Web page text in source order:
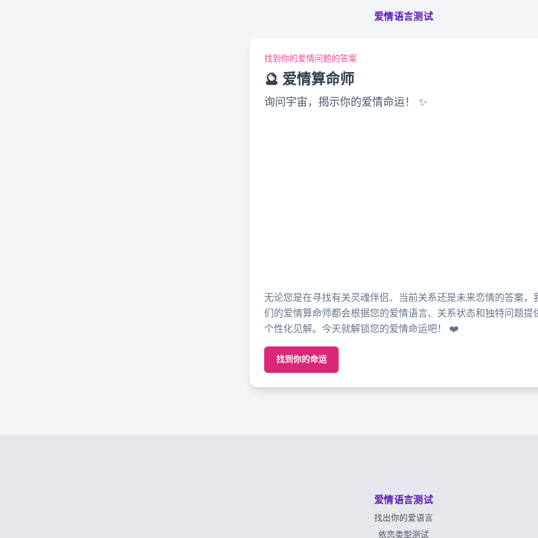
爱情语言测试
找到你的爱情问题的答案
🔮 爱情算命师
询问宇宙，揭示你的爱情命运！ ✨
无论您是在寻找有关灵魂伴侣、当前关系还是未来恋情的答案，
们的爱情算命师都会根据您的爱情语言、关系状态和独特问题提
个性化见解。今天就解锁您的爱情命运吧！ ❤️
找到你的命运
爱情语言测试
找出你的爱语言
依恋类型测试